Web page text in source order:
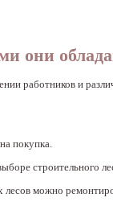
они
работников и
покупка.
строительного
можно